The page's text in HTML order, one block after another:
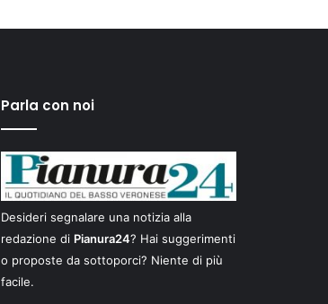
Parla con noi
Desideri segnalare una notizia alla
redazione di Pianura24? Hai suggerimenti
o proposte da sottoporci? Niente di più
facile.